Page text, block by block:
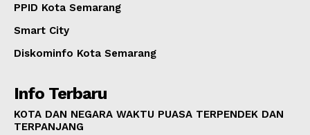
PPID Kota Semarang
Smart City
Diskominfo Kota Semarang
Info Terbaru
KOTA DAN NEGARA WAKTU PUASA TERPENDEK DAN
TERPANJANG